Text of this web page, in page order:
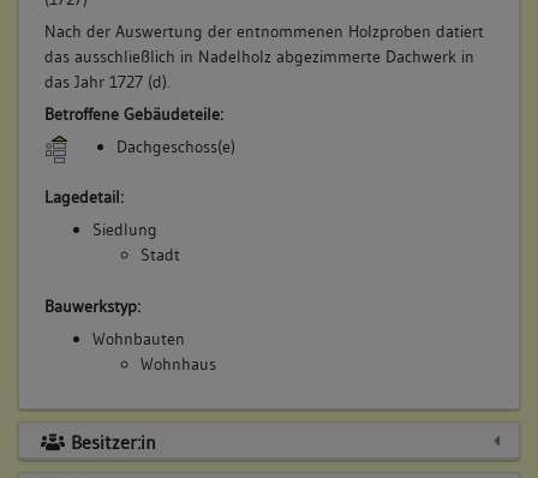
Nach der Auswertung der entnommenen Holzproben datiert
das ausschließlich in Nadelholz abgezimmerte Dachwerk in
das Jahr 1727 (d).
Betroffene Gebäudeteile:
Dachgeschoss(e)
Lagedetail:
Siedlung
Stadt
Bauwerkstyp:
Wohnbauten
Wohnhaus
Besitzer:in